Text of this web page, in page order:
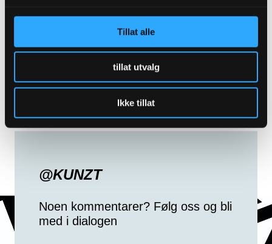
Tillat alle
tillat utvalg
Ikke tillat
Nyhetsbrev om kunst. Ingen
ABONNER PÅ KUNZT
@KUNZT
Noen kommentarer? Følg oss og bli
med i dialogen